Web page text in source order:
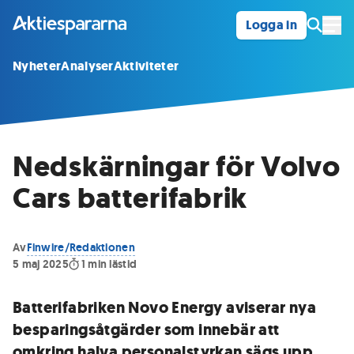
Logga in
NyheterAnalyserAktiviteter
Nedskärningar för Volvo
Cars batterifabrik
AvFinwire/Redaktionen
5 maj 2025
1 min lästid
Batterifabriken Novo Energy aviserar nya
besparingsåtgärder som innebär att